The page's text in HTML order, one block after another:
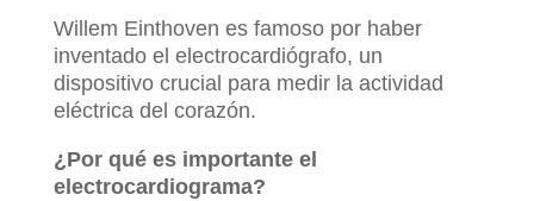
Willem Einthoven es famoso por haber
inventado el electrocardiógrafo, un
dispositivo crucial para medir la actividad
eléctrica del corazón.
¿Por qué es importante el
electrocardiograma?